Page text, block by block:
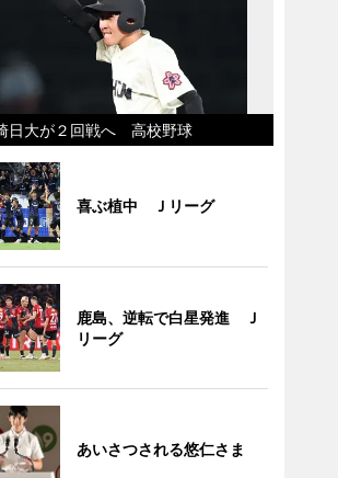
日大が２回戦へ 高校野球
喜ぶ植中 Ｊリーグ
鹿島、逆転で白星発進 Ｊ
リーグ
あいさつされる悠仁さま